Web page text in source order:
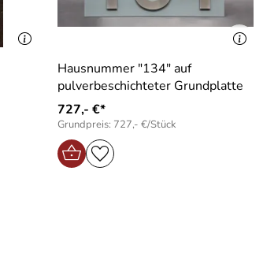
Hausnummer "134" auf
pulverbeschichteter Grundplatte
727,- €*
Grundpreis: 727,- €/Stück